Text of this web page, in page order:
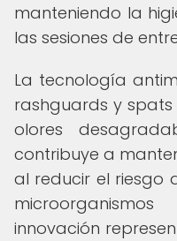
manteniendo la
las sesiones de
La tecnología
rashguards y
olores
contribuye a
al reducir el riesgo
innovación